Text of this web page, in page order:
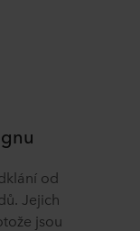
od
Jejich
jsou